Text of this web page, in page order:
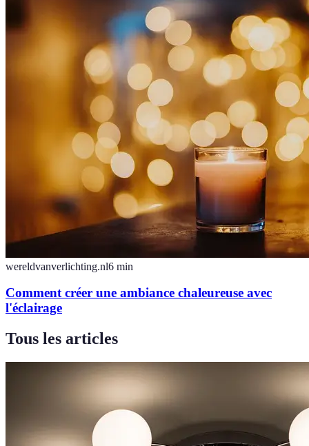
wereldvanverlichting.nl6 min
Comment créer une ambiance chaleureuse avec
l'éclairage
Tous les articles